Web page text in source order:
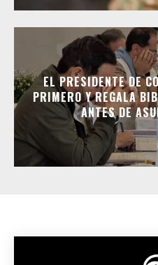
EL PRESIDENTE DE
PRIMERO Y REGALA
ANTES DE